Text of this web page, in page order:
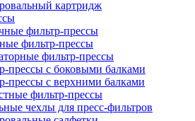
картридж
фильтр-прессы
фильтр-прессы
фильтр-прессы
прессы с боковыми балками
прессы с верхними балками
фильтр-прессы
чехлы для пресс-фильтров